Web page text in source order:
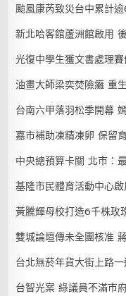
颱風康芮致災台中累計
新北哈客館蘆洲館啟用
光復中學生獲文書處理
油畫大師梁奕焚險癱 重
台南六甲落羽松季開幕
嘉市補助凍精凍卵 保留
中央總預算卡關 北市：
基隆市民體育活動中心
黃騰輝母校打造6千株玫
雙城論壇傳未全團核准
台北無菸年貨大街上路
台智光案 綠議員不滿市